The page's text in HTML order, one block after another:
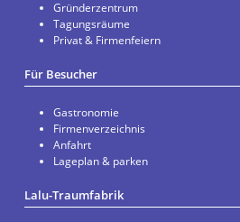
Gründerzentrum
Tagungsräume
Privat & Firmenfeiern
Für Besucher
Gastronomie
Firmenverzeichnis
Anfahrt
Lageplan & parken
Lalu-Traumfabrik